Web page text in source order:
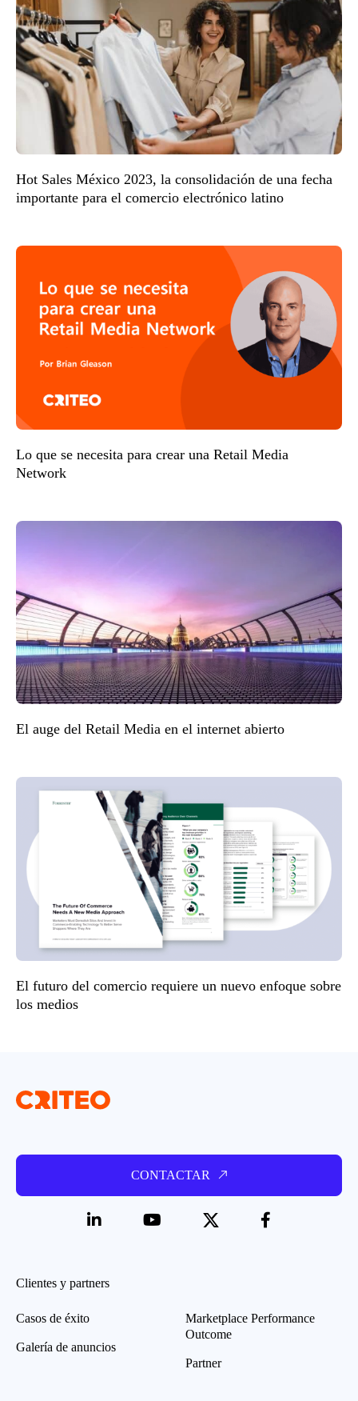
Hot Sales México 2023, la consolidación de una fecha
importante para el comercio electrónico latino
Lo que se necesita para crear una Retail Media
Network
El auge del Retail Media en el internet abierto
El futuro del comercio requiere un nuevo enfoque sobre
los medios
CONTACTAR
Clientes y partners
Casos de éxito
Galería de anuncios
Marketplace Performance
Outcome
Partner